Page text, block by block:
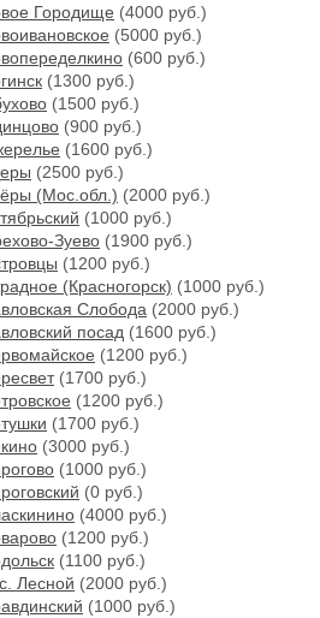
Городище (4000 руб.)
(5000 руб.)
(600 руб.)
(1300 руб.)
(1500 руб.)
(900 руб.)
(1600 руб.)
(2500 руб.)
(Мос.обл.) (2000 руб.)
(1000 руб.)
Зуево (1900 руб.)
(1200 руб.)
(Красногорск) (1000 руб.)
Слобода (2000 руб.)
посад (1600 руб.)
(1200 руб.)
(1700 руб.)
(1200 руб.)
(1700 руб.)
(3000 руб.)
(1000 руб.)
(0 руб.)
(4000 руб.)
(1200 руб.)
(1100 руб.)
Лесной (2000 руб.)
(1000 руб.)